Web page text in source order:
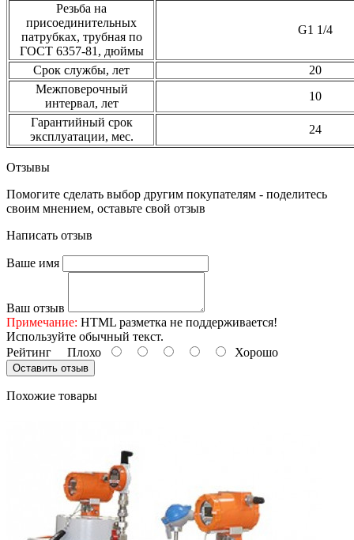
Резьба на
присоединительных
патрубках, трубная по
ГОСТ 6357-81, дюймы
G1 1/4
Срок службы, лет
20
Межповерочный
интервал, лет
10
Гарантийный срок
эксплуатации, мес.
24
Отзывы
Помогите сделать выбор другим покупателям - поделитесь
своим мнением, оставьте свой отзыв
Написать отзыв
Ваше имя
Ваш отзыв
Примечание: HTML разметка не поддерживается!
Используйте обычный текст.
Рейтинг Плохо Хорошо
Оставить отзыв
Похожие товары